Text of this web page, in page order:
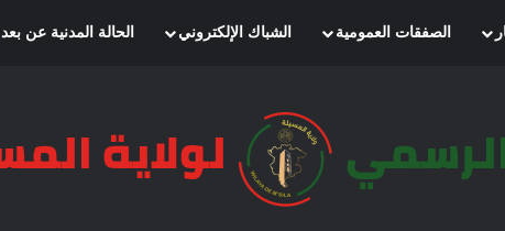
الصفقات العمومية الشباك الإلكتروني الحالة المدنية عن بعد